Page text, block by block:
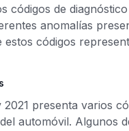
códigos de
anomalías
códigos
presenta varios
automóvil. Algunos